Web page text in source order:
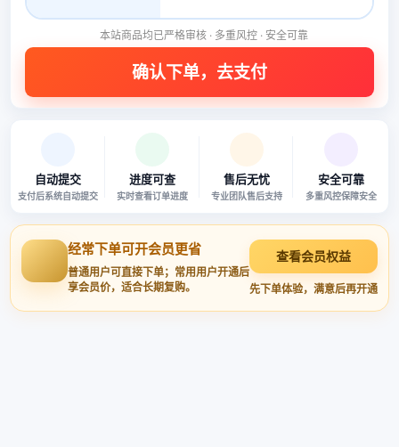
本站商品均已严格审核 · 多重风控 · 安全可靠
自动提交
支付后系统自动提交
进度可查
实时查看订单进度
售后无忧
专业团队售后支持
安全可靠
多重风控保障安全
经常下单可开会员更省
普通用户可直接下单；常用用户开通后
享会员价，适合长期复购。
查看会员权益
先下单体验，满意后再开通